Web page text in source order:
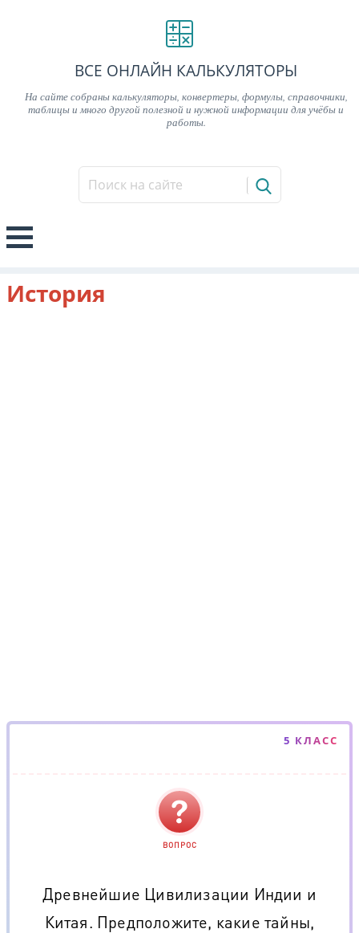
ВСЕ ОНЛАЙН КАЛЬКУЛЯТОРЫ
На сайте собраны калькуляторы, конвертеры, формулы, справочники,
таблицы и много другой полезной и нужной информации для учёбы и
работы.
История
5 КЛАСС
ВОПРОС
Древнейшие Цивилизации Индии и
Китая. Предположите, какие тайны,